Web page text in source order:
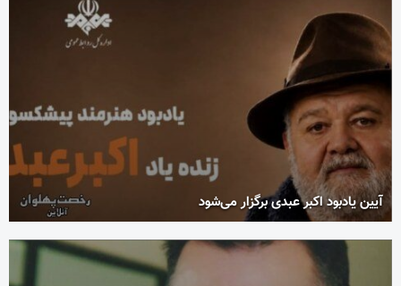
آیین یادبود اکبر عبدی برگزار می‌شود